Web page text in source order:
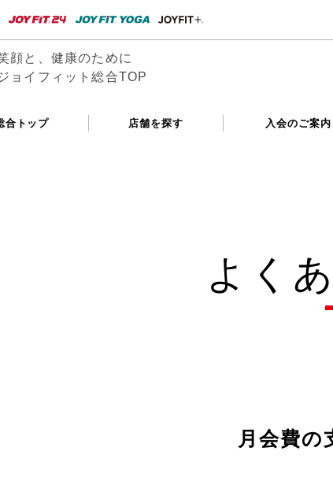
顔と、健康のために
ョイフィット総合TOP
合トップ 店舗を探す 入会のご案内
よく
月会費の